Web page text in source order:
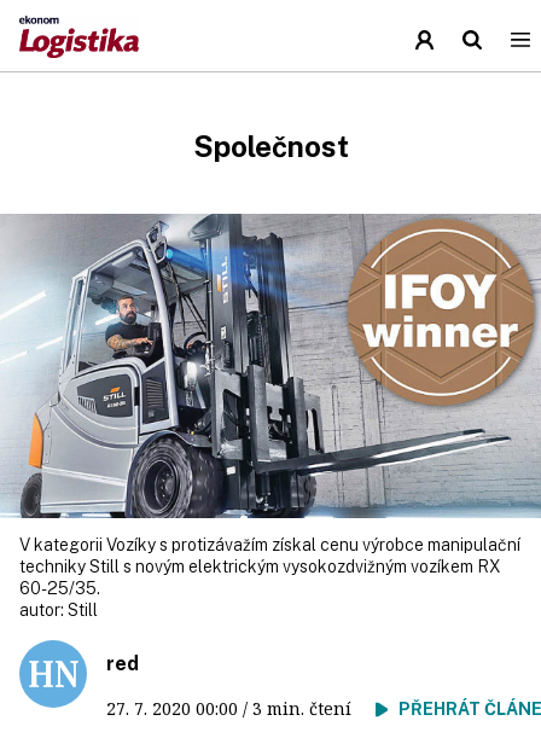
Společnost
V kategorii Vozíky s protizávažím získal cenu výrobce manipulační
techniky Still s novým elektrickým vysokozdvižným vozíkem RX
60-25/35.
autor: Still
red
27. 7. 2020 00:00 / 3 min. čtení PŘEHRÁT